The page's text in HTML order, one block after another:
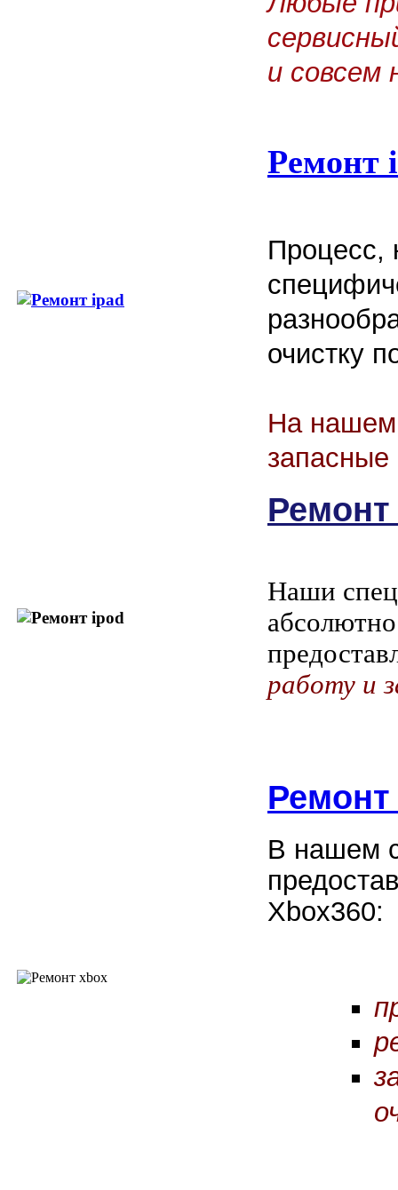
и совсем
Ремонт
Процесс,
очистку
На нашем
запасные
Наши
работу и
В нашем
Xbox360: